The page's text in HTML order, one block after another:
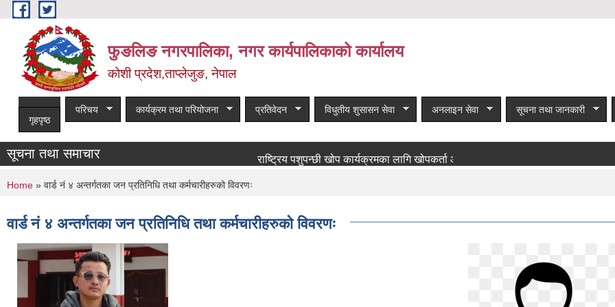
Skip to main content
फुङलिङ नगरपालिका, नगर कार्यपालिकाको कार्यालय
कोशी प्रदेश,ताप्लेजुङ, नेपाल
गृहपृष्ठ
परिचय कार्यक्रम तथा परियोजना प्रतिवेदन विधुतीय शुसासन सेवा अनलाइन सेवा सूचना तथा जानकारी
सूचना तथा समाचार राष्ट्रिय पशुपन्छी खोप कार्यक्रमका लागि खोपकर्ता आवश्यकता सम्बन्धी सूचना!
You are here
Home » वार्ड नं ४ अन्तर्गतका जन प्रतिनिधि तथा कर्मचारीहरुको विवरणः
वार्ड नं ४ अन्तर्गतका जन प्रतिनिधि तथा कर्मचारीहरुको विवरणः